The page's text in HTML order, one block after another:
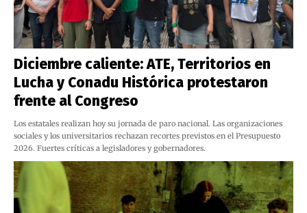
Diciembre caliente: ATE, Territorios en
Lucha y Conadu Histórica protestaron
frente al Congreso
Los estatales realizan hoy su jornada de paro nacional. Las organizaciones
sociales y los universitarios rechazan recortes previstos en el Presupuesto
2026. Fuertes críticas a legisladores y gobernadores.